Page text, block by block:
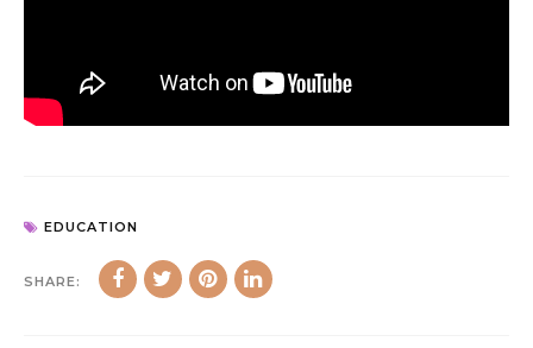
EDUCATION
SHARE: